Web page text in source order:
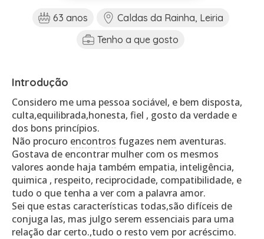
63 anos
Caldas da Rainha, Leiria
Tenho a que gosto
Introdução
Considero me uma pessoa sociável, e bem disposta,
culta,equilibrada,honesta, fiel , gosto da verdade e
dos bons princípios.
Não procuro encontros fugazes nem aventuras.
Gostava de encontrar mulher com os mesmos
valores aonde haja também empatia, inteligência,
quimica , respeito, reciprocidade, compatibilidade, e
tudo o que tenha a ver com a palavra amor.
Sei que estas características todas,são difíceis de
conjuga las, mas julgo serem essenciais para uma
relação dar certo.,tudo o resto vem por acréscimo.